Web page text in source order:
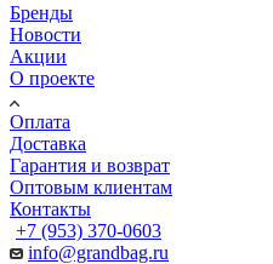
Бренды
Новости
Акции
О проекте
Оплата
Доставка
Гарантия и возврат
Оптовым клиентам
Контакты
+7 (953) 370-0603
info@grandbag.ru